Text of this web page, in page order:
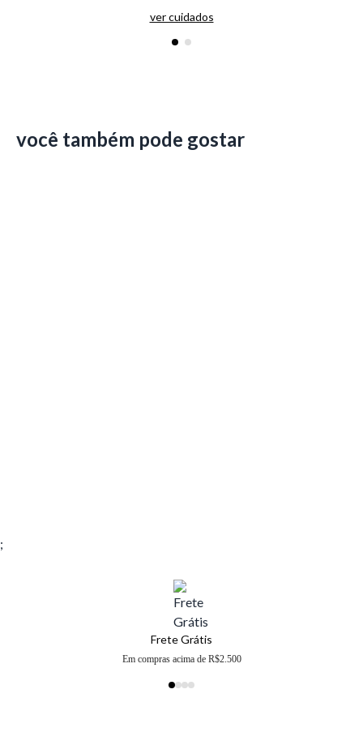
ver cuidados
você também pode gostar
;
Frete Grátis
Em compras acima de R$2.500